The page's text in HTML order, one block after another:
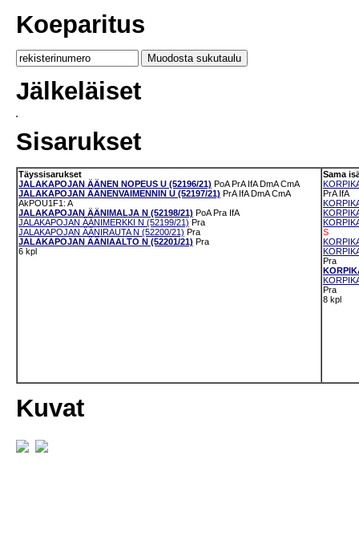
Koeparitus
Jälkeläiset
Sisarukset
Täyssisarukset
JALAKAPOJAN ÄÄNEN NOPEUS U (52196/21) PoA PrA IfA DmA CmA
JALAKAPOJAN ÄÄNENVAIMENNIN U (52197/21) PrA IfA DmA CmA
AkPOU1F1: A
JALAKAPOJAN ÄÄNIMALJA N (52198/21) PoA Pra IfA
JALAKAPOJAN ÄÄNIMERKKI N (52199/21) Pra
JALAKAPOJAN ÄÄNIRAUTA N (52200/21) Pra
JALAKAPOJAN ÄÄNIAALTO N (52201/21) Pra
6 kpl
Sama
PrA IfA
S
Pra
Pra
8 kpl
Kuvat